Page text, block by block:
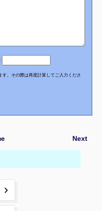
。その際は再度計算してご入力くださ
Next